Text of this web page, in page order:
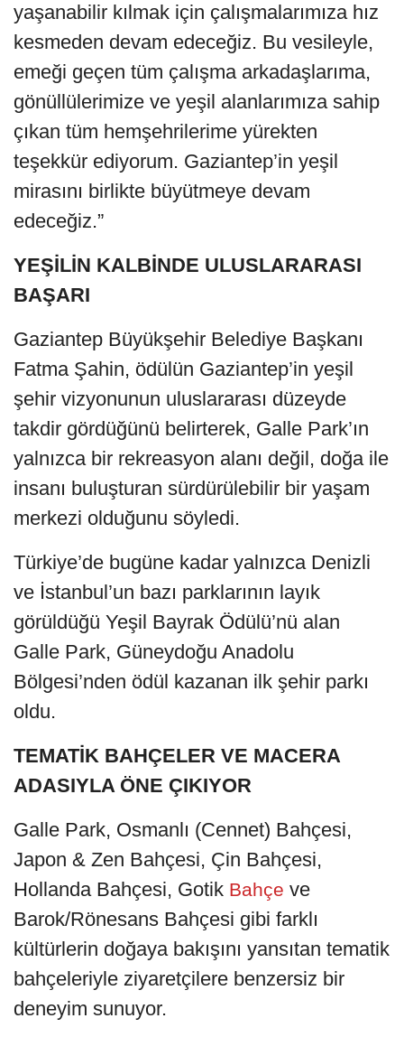
yaşanabilir kılmak için çalışmalarımıza hız
kesmeden devam edeceğiz. Bu vesileyle,
emeği geçen tüm çalışma arkadaşlarıma,
gönüllülerimize ve yeşil alanlarımıza sahip
çıkan tüm hemşehrilerime yürekten
teşekkür ediyorum. Gaziantep’in yeşil
mirasını birlikte büyütmeye devam
edeceğiz.”
YEŞİLİN KALBİNDE ULUSLARARASI
BAŞARI
Gaziantep Büyükşehir Belediye Başkanı
Fatma Şahin, ödülün Gaziantep’in yeşil
şehir vizyonunun uluslararası düzeyde
takdir gördüğünü belirterek, Galle Park’ın
yalnızca bir rekreasyon alanı değil, doğa ile
insanı buluşturan sürdürülebilir bir yaşam
merkezi olduğunu söyledi.
Türkiye’de bugüne kadar yalnızca Denizli
ve İstanbul’un bazı parklarının layık
görüldüğü Yeşil Bayrak Ödülü’nü alan
Galle Park, Güneydoğu Anadolu
Bölgesi’nden ödül kazanan ilk şehir parkı
oldu.
TEMATİK BAHÇELER VE MACERA
ADASIYLA ÖNE ÇIKIYOR
Galle Park, Osmanlı (Cennet) Bahçesi,
Japon & Zen Bahçesi, Çin Bahçesi,
Hollanda Bahçesi, Gotik Bahçe ve
Barok/Rönesans Bahçesi gibi farklı
kültürlerin doğaya bakışını yansıtan tematik
bahçeleriyle ziyaretçilere benzersiz bir
deneyim sunuyor.